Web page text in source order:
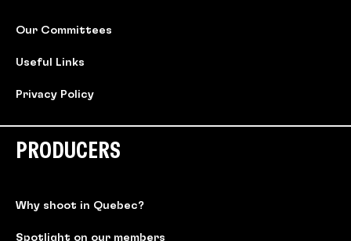
Our Committees
Useful Links
Privacy Policy
PRODUCERS
Why shoot in Quebec?
Spotlight on our members